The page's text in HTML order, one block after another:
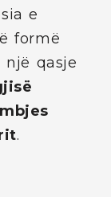
e
formë
qasje
.